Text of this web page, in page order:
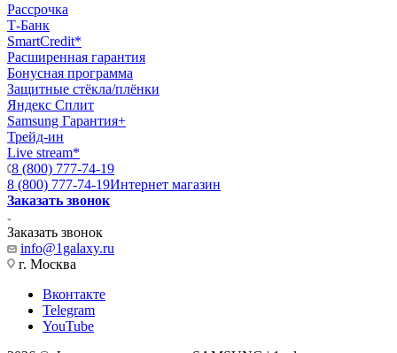
Рассрочка
Т-Банк
SmartCredit*
Расширенная гарантия
Бонусная программа
Защитные стёкла/плёнки
Яндекс Сплит
Samsung Гарантия+
Трейд-ин
Live stream*
8 (800) 777-74-19
8 (800) 777-74-19Интернет магазин
Заказать звонок
Заказать звонок
info@1galaxy.ru
г. Москва
Вконтакте
Telegram
YouTube